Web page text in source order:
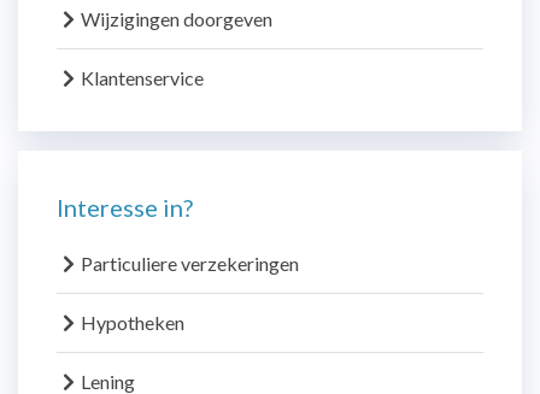
Wijzigingen doorgeven
Klantenservice
Interesse in?
Particuliere verzekeringen
Hypotheken
Lening